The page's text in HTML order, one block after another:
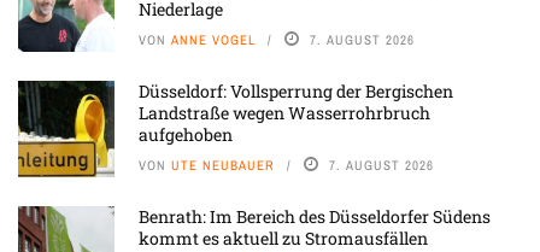
Niederlage
VON ANNE VOGEL 7. AUGUST 2026
Düsseldorf: Vollsperrung der Bergischen
Landstraße wegen Wasserrohrbruch
aufgehoben
VON UTE NEUBAUER 7. AUGUST 2026
Benrath: Im Bereich des Düsseldorfer Südens
kommt es aktuell zu Stromausfällen